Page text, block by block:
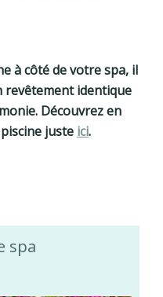
à côté de votre spa, il
revêtement identique
Découvrez en
juste ici.
spa